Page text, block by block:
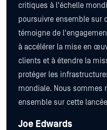
critiques à l'échelle
poursuivre ensemble sur
témoigne de
à accélérer la mise en
clients et à étendre la
protéger les
mondiale. Nous sommes
ensemble sur cette
Joe Edwards